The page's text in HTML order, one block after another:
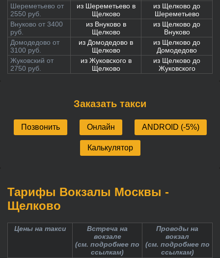
Шереметьево от
2550 руб.
из Шереметьево в
Щелково
из Щелково до
Шереметьево
Внуково от 3400
руб.
из Внуково в
Щелково
из Щелково до
Внуково
Домодедово от
3100 руб.
из Домодедово в
Щелково
из Щелково до
Домодедово
Жуковский от
2750 руб.
из Жуковского в
Щелково
из Щелково до
Жуковского
Заказать такси
Позвонить Онлайн ANDROID (-5%)
Калькулятор
Тарифы Вокзалы Москвы -
Щелково
Цены на такси
Встреча на
вокзале
(см. подробнее по
ссылкам)
Проводы на
вокзал
(см. подробнее по
ссылкам)